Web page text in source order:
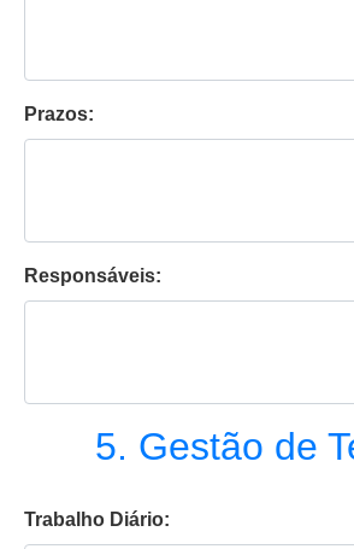
Prazos:
Responsáveis:
5. Gestão de
Trabalho Diário: